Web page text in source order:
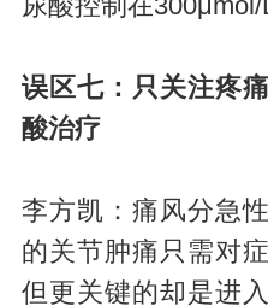
误区七：只关注疼
酸治疗
李方凯：痛风分急
的关节肿痛只需对
但更关键的却是进